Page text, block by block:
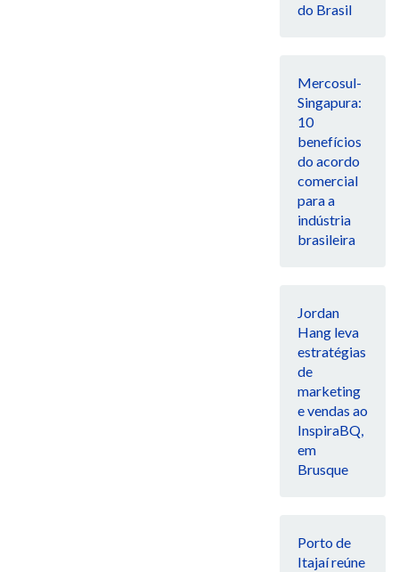
do Brasil
Mercosul-
Singapura:
10
benefícios
do acordo
comercial
para a
indústria
brasileira
Jordan
Hang leva
estratégias
de
marketing
e vendas ao
InspiraBQ,
em
Brusque
Porto de
Itajaí reúne